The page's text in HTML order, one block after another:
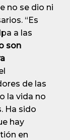
no se dio ni
“Es
a las
son
de las
la vida no
Ha sido
hay
en